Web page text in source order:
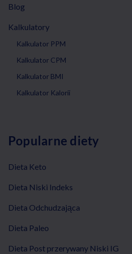
Blog
Kalkulatory
Kalkulator PPM
Kalkulator CPM
Kalkulator BMI
Kalkulator Kalorii
Popularne diety
Dieta Keto
Dieta Niski Indeks
Dieta Odchudzająca
Dieta Paleo
Dieta Post przerywany Niski IG